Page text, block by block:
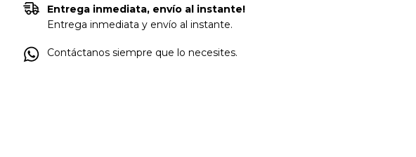
Entrega inmediata, envío al instante!
Entrega inmediata y envío al instante.
Contáctanos siempre que lo necesites.